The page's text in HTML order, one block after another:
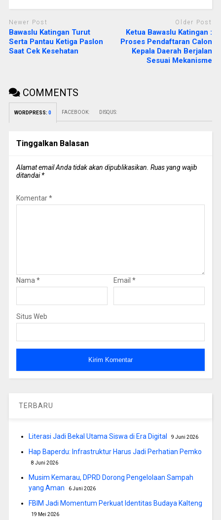
Newer Post
Bawaslu Katingan Turut
Serta Pantau Ketiga Paslon
Saat Cek Kesehatan
Older Post
Ketua Bawaslu Katingan :
Proses Pendaftaran Calon
Kepala Daerah Berjalan
Sesuai Mekanisme
COMMENTS
WORDPRESS: 0 FACEBOOK: DISQUS:
Tinggalkan Balasan
Alamat email Anda tidak akan dipublikasikan. Ruas yang wajib
ditandai*
Komentar*
Nama* Email *
Situs Web
TERBARU
Literasi Jadi Bekal Utama Siswa di Era Digital 9 Juni 2026
Hap Baperdu: Infrastruktur Harus Jadi Perhatian Pemko
8 Juni 2026
Musim Kemarau, DPRD Dorong Pengelolaan Sampah
yang Aman
6 Juni 2026
FBIM Jadi Momentum Perkuat Identitas Budaya Kalteng
19 Mei 2026